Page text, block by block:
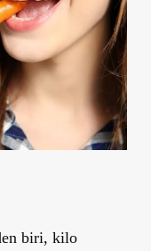
biri, kilo